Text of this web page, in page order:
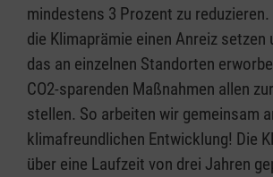
mindestens 3 Prozent zu
die Klimaprämie einen Anreiz setzen
das an einzelnen Standorten
CO2-sparenden Maßnahmen allen
stellen. So arbeiten wir gemeinsam
klimafreundlichen Entwicklung! Die
über eine Laufzeit von drei Jahren